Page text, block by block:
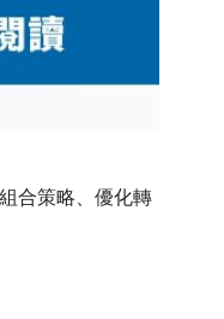
合策略、優化轉